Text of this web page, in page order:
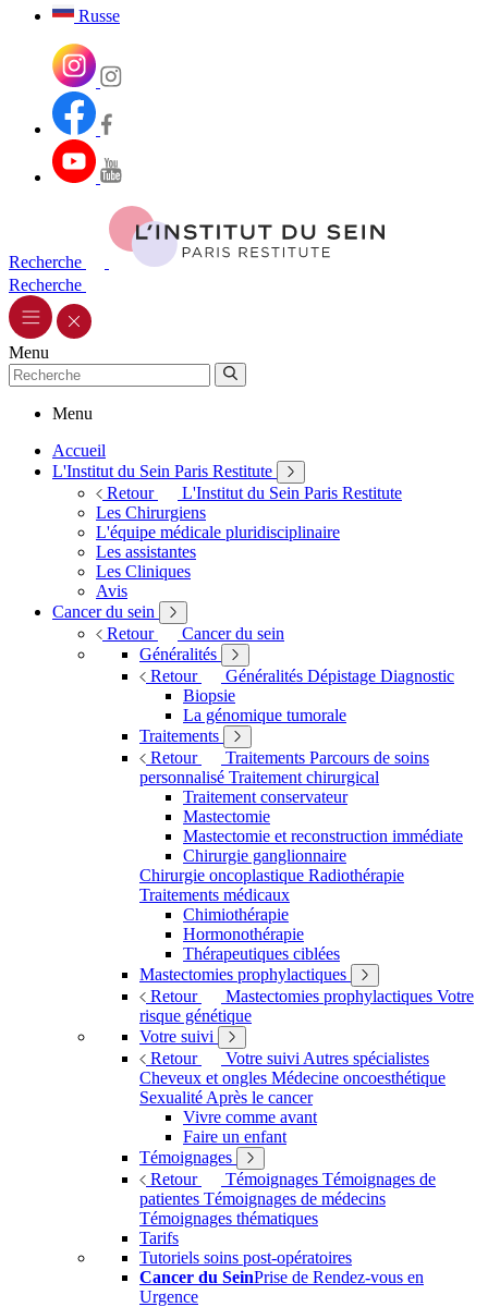
Russe
Recherche
Recherche
Menu
Menu
Accueil
L'Institut du Sein Paris Restitute
Retour
L'Institut du Sein Paris Restitute
Les Chirurgiens
L'équipe médicale pluridisciplinaire
Les assistantes
Les Cliniques
Avis
Cancer du sein
Retour
Cancer du sein
Généralités
Retour
Généralités Dépistage Diagnostic
Biopsie
La génomique tumorale
Traitements
Retour
Traitements Parcours de soins
personnalisé Traitement chirurgical
Traitement conservateur
Mastectomie
Mastectomie et reconstruction immédiate
Chirurgie ganglionnaire
Chirurgie oncoplastique Radiothérapie
Traitements médicaux
Chimiothérapie
Hormonothérapie
Thérapeutiques ciblées
Mastectomies prophylactiques
Retour
Mastectomies prophylactiques Votre
risque génétique
Votre suivi
Retour
Votre suivi Autres spécialistes
Cheveux et ongles Médecine oncoesthétique
Sexualité Après le cancer
Vivre comme avant
Faire un enfant
Témoignages
Retour
Témoignages Témoignages de
patientes Témoignages de médecins
Témoignages thématiques
Tarifs
Tutoriels soins post-opératoires
Cancer du SeinPrise de Rendez-vous en
Urgence